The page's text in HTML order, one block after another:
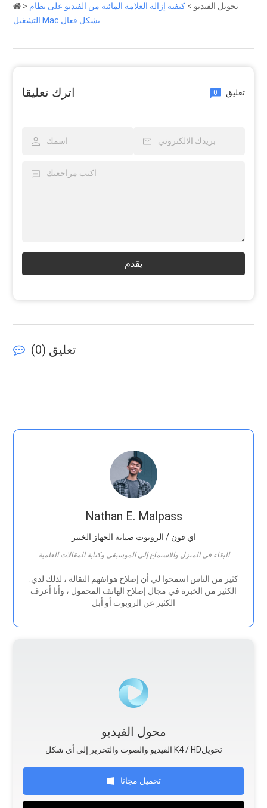
> تحويل الفيديو > كيفية إزالة العلامة المائية من الفيديو على نظام
التشغيل Mac بشكل فعال
اترك تعليقا 0 تعليق
يقدم
تعليق ( 0
)
Nathan E. Malpass
اي فون / الروبوت صيانة الجهاز الخبير
البقاء في المنزل والاستماع إلى الموسيقى وكتابة المقالات العلمية
الكثير من الخبرة في مجال إصلاح الهاتف المحمول ، وأنا أعرف
الكثير عن الروبوت أو أبل
محول الفيديو
الفيديو والصوت والتحرير إلى أي شكل K4 / HDتحويل
تحميل مجانا